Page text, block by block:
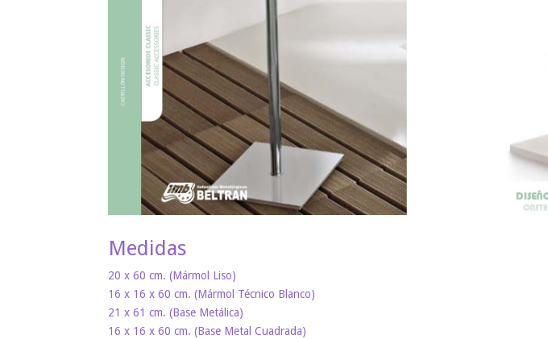
Medidas
20 x 60 cm. (Mármol Liso)
16 x 16 x 60 cm. (Mármol Técnico Blanco)
21 x 61 cm. (Base Metálica)
16 x 16 x 60 cm. (Base Metal Cuadrada)